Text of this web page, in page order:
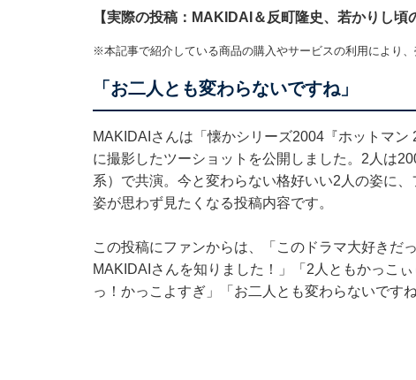
【実際の投稿：MAKIDAI＆反町隆史、若かりし頃
※本記事で紹介している商品の購入やサービスの利用により
「お二人とも変わらないですね」
MAKIDAIさんは「懐かシリーズ2004『ホットマ
に撮影したツーショットを公開しました。2人は
系）で共演。今と変わらない格好いい2人の姿に
姿が思わず見たくなる投稿内容です。
この投稿にファンからは、「このドラマ大好きだ
MAKIDAIさんを知りました！」「2人ともかっこ
っ！かっこよすぎ」「お二人とも変わらないです